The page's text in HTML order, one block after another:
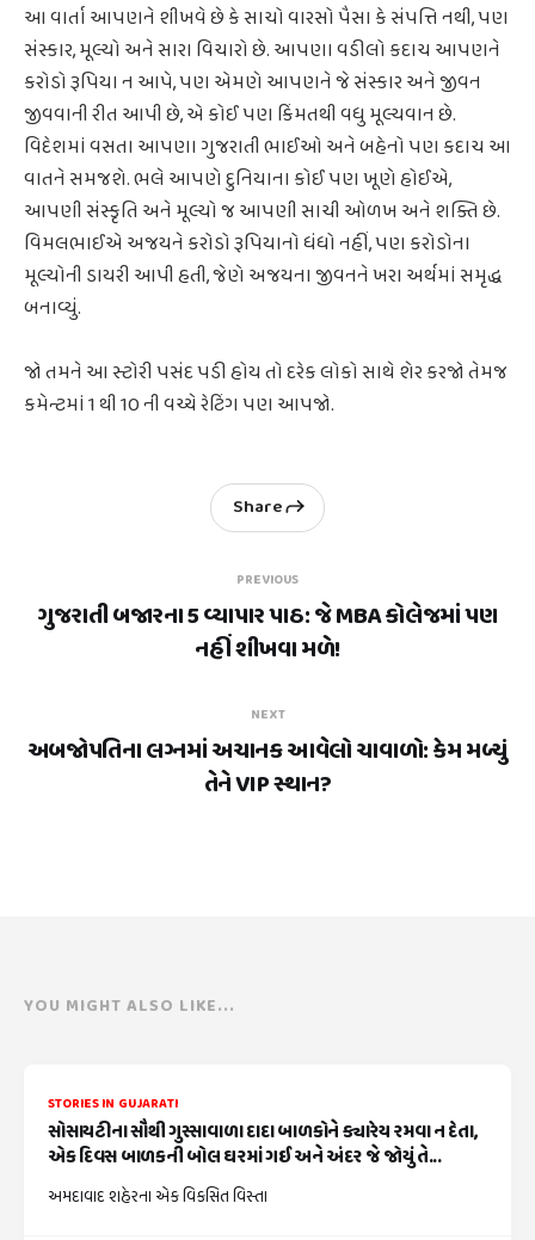
આ વાર્તા આપણને શીખવે છે કે સાચો વારસો પૈસા કે સંપત્તિ નથી, પણ
સંસ્કાર, મૂલ્યો અને સારા વિચારો છે. આપણા વડીલો કદાચ આપણને
કરોડો રૂપિયા ન આપે, પણ એમણે આપણને જે સંસ્કાર અને જીવન
જીવવાની રીત આપી છે, એ કોઈ પણ કિંમતથી વધુ મૂલ્યવાન છે.
વિદેશમાં વસતા આપણા ગુજરાતી ભાઈઓ અને બહેનો પણ કદાચ આ
વાતને સમજશે. ભલે આપણે દુનિયાના કોઈ પણ ખૂણે હોઈએ,
આપણી સંસ્કૃતિ અને મૂલ્યો જ આપણી સાચી ઓળખ અને શક્તિ છે.
વિમલભાઈએ અજયને કરોડો રૂપિયાનો ધંધો નહીં, પણ કરોડોના
મૂલ્યોની ડાયરી આપી હતી, જેણે અજયના જીવનને ખરા અર્થમાં સમૃદ્ધ
બનાવ્યું.
જો તમને આ સ્ટોરી પસંદ પડી હોય તો દરેક લોકો સાથે શેર કરજો તેમજ
કમેન્ટમાં 1 થી 10 ની વચ્ચે રેટિંગ પણ આપજો.
PREVIOUS
ગુજરાતી બજારના 5 વ્યાપાર પાઠ: જે MBA કોલેજમાં પણ
નહીં શીખવા મળે!
Share
NEXT
અબજોપતિના લગ્નમાં અચાનક આવેલો ચાવાળો: કેમ મળ્યું
તેને VIP સ્થાન?
YOU MIGHT ALSO LIKE...
STORIES IN GUJARATI
સોસાયટીના સૌથી ગુસ્સાવાળા દાદા બાળકોને ક્યારેય રમવા ન દેતા,
એક દિવસ બાળકની બોલ ઘરમાં ગઈ અને અંદર જે જોયું તે...
અમદાવાદ શહેરના એક વિકસિત વિસ્તા